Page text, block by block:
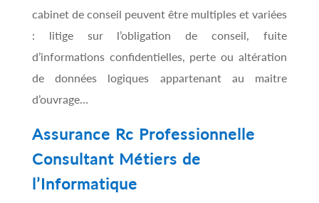
cabinet de conseil peuvent être multiples et variées
: litige sur l’obligation de conseil, fuite
d’informations confidentielles, perte ou altération
de données logiques appartenant au maitre
d’ouvrage…
Assurance Rc Professionnelle
Consultant Métiers de
l’Informatique